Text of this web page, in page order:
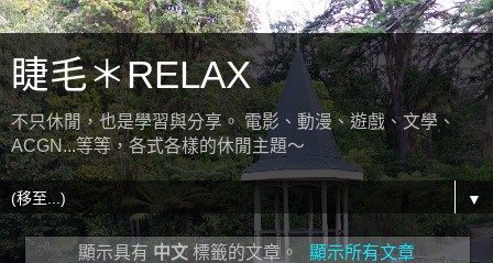
睫毛＊RELAX
不只休閒，也是學習與分享。 電影、動漫、遊戲、文學、
ACGN...等等，各式各樣的休閒主題～
▼
顯示具有 中文標籤的文章。 顯示所有文章